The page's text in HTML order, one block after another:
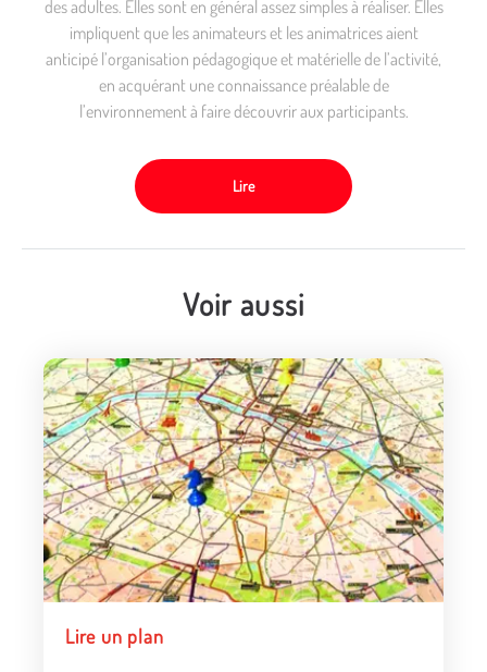
des adultes. Elles sont en général assez simples à réaliser. Elles
impliquent que les animateurs et les animatrices aient
anticipé l’organisation pédagogique et matérielle de l’activité,
en acquérant une connaissance préalable de
l’environnement à faire découvrir aux participants.
Lire
Voir aussi
Lire un plan